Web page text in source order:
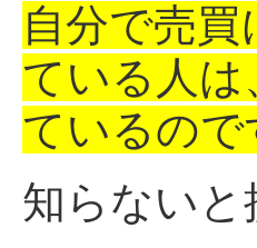
自分で売
ている人は
ているので
知らない